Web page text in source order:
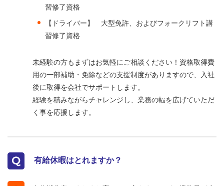
習修了資格
【ドライバー】 大型免許、およびフォークリフト講
習修了資格
未経験の方もまずはお気軽にご相談ください！資格取得費
用の一部補助・免除などの支援制度がありますので、入社
後に取得を会社でサポートします。
経験を積みながらチャレンジし、業務の幅を広げていただ
く事を応援します。
有給休暇はとれますか？